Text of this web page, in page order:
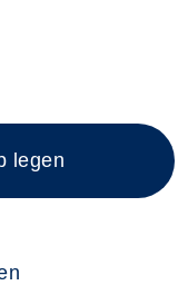
legen